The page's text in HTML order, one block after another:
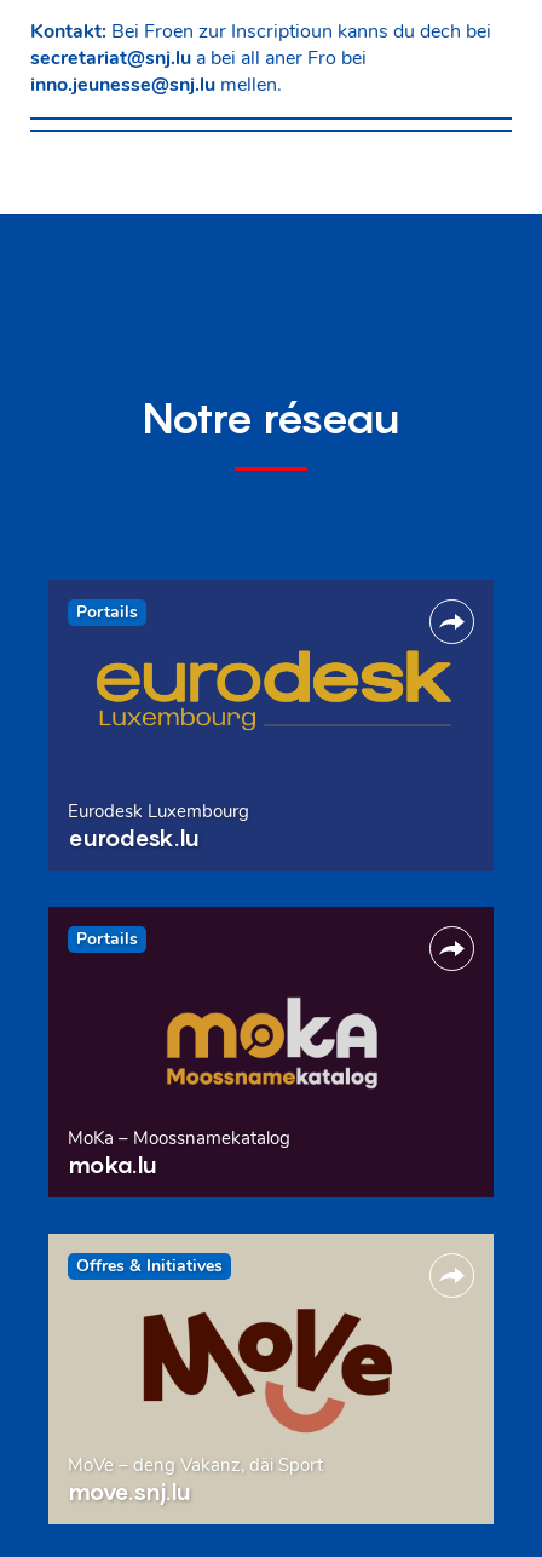
Kontakt: Bei Froen zur Inscriptioun kanns du dech bei
secretariat@snj.lu a bei all aner Fro bei
inno.jeunesse@snj.lu mellen.
Notre réseau
Portails
Eurodesk Luxembourg
eurodesk.lu
Portails
MoKa – Moossnamekatalog
moka.lu
Offres & Initiatives
MoVe – deng Vakanz, däi Sport
move.snj.lu